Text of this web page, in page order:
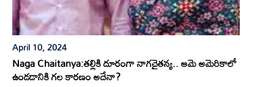
April 10, 2024
Naga Chaitanya:తల్లికి దూరంగా నాగచైతన్య.. ఆమె అమెరికాలో
ఉండడానికి గల కారణం అదేనా?